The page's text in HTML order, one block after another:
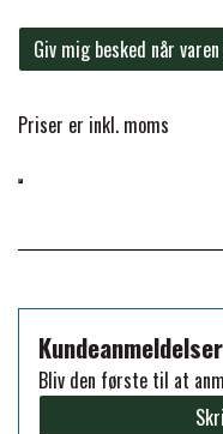
PREMIER
PREMIER
Giv mig besked når
Priser er inkl. moms
Kundeanmeldelser
Bliv den første til at